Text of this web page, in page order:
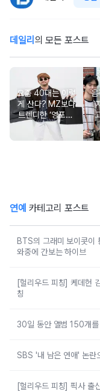
데일리 의 모든 포스트
요즘 40대는 이렇
게 산다? MZ보다
트렌디한 ‘영포티’
분석
연예 카테고리 포스트
BTS의 그래미 보이콧이
와중에 간보는 하이브
[헐리우드 피칭] 케데헌
칭
30일 동안 앨범 150개를
SBS '내 남은 연애' 논란
[헐리우드 피칭] 픽사 출